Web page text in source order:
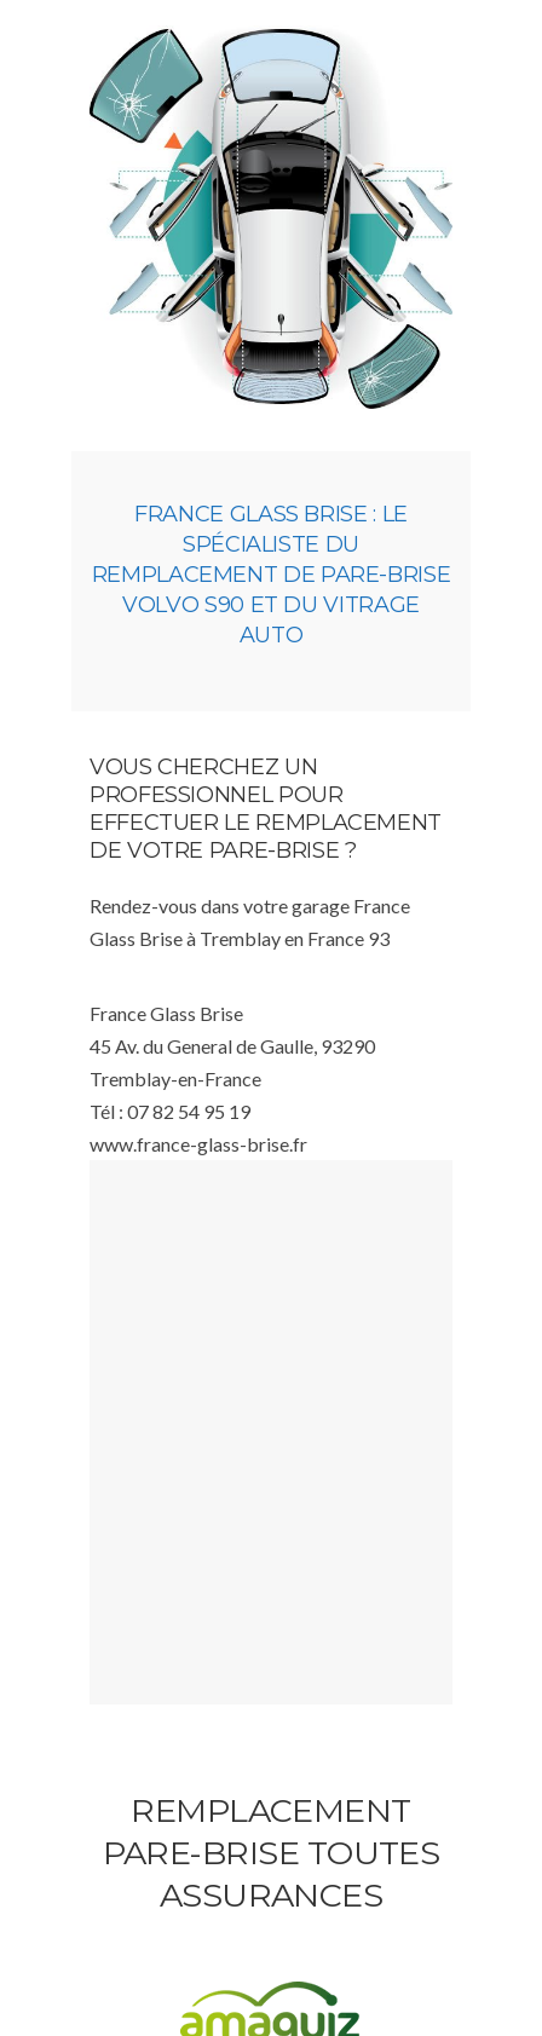
FRANCE GLASS BRISE : LE
SPÉCIALISTE DU
REMPLACEMENT DE PARE-BRISE
VOLVO S90 ET DU VITRAGE
AUTO
VOUS CHERCHEZ UN
PROFESSIONNEL POUR
EFFECTUER LE REMPLACEMENT
DE VOTRE PARE-BRISE ?
Rendez-vous dans votre garage France
Glass Brise à Tremblay en France 93
France Glass Brise
45 Av. du General de Gaulle, 93290
Tremblay-en-France
Tél : 07 82 54 95 19
www.france-glass-brise.fr
REMPLACEMENT
PARE-BRISE TOUTES
ASSURANCES